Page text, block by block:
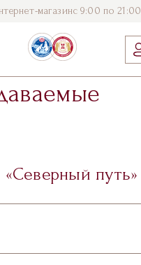
магазинс 9:00 по 21:00
путь»